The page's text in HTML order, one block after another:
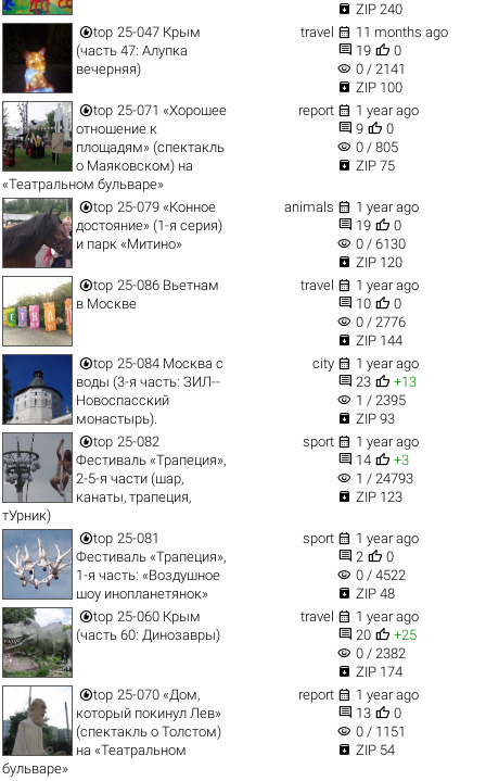
 ZIP 240
top 25-047 Крым
(часть 47: Алупка
вечерняя)
travel  11 months ago
 19  0
visibility 0 / 2141
 ZIP 100
top 25-071 «Хорошее
отношение к
площадям» (спектакль
о Маяковском) на
«Театральном бульваре»
report  1 year ago
 9  0
visibility 0 / 805
 ZIP 75
top 25-079 «Конное
достояние» (1-я серия)
и парк «Митино»
animals  1 year ago
 19  0
visibility 0 / 6130
 ZIP 120
top 25-086 Вьетнам
в Москве
travel  1 year ago
 10  0
visibility 0 / 2776
 ZIP 144
top 25-084 Москва с
воды (3-я часть: ЗИЛ--
Новоспасский
монастырь).
city  1 year ago
 23  +13
visibility 1 / 2395
 ZIP 93
top 25-082
Фестиваль «Трапеция»,
2-5-я части (шар,
канаты, трапеция,
тУрник)
sport  1 year ago
 14  +3
visibility 1 / 24793
 ZIP 123
top 25-081
Фестиваль «Трапеция»,
1-я часть: «Воздушное
шоу инопланетянок»
sport  1 year ago
 2  0
visibility 0 / 4522
 ZIP 48
top 25-060 Крым
(часть 60: Динозавры)
travel  1 year ago
 20  +25
visibility 0 / 2382
 ZIP 174
top 25-070 «Дом,
который покинул Лев»
(спектакль о Толстом)
на «Театральном
бульваре»
report  1 year ago
 13  0
visibility 0 / 1151
 ZIP 54